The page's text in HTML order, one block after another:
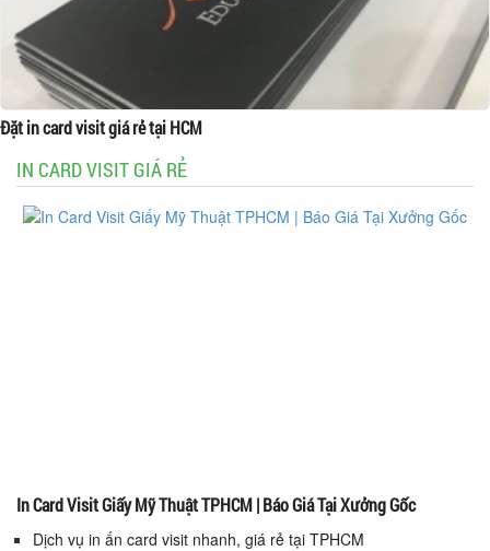
Đặt in card visit giá rẻ tại HCM
IN CARD VISIT GIÁ RẺ
In Card Visit Giấy Mỹ Thuật TPHCM | Báo Giá Tại Xưởng Gốc
Dịch vụ in ấn card visit nhanh, giá rẻ tại TPHCM